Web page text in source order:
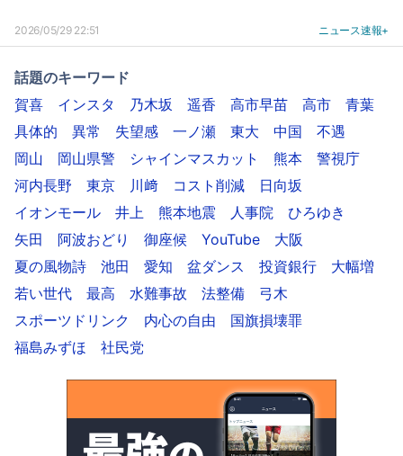
2026/05/29 22:51 ニュース速報+
話題のキーワード
賀喜
インスタ 乃木坂 遥香 高市早苗 高市
青葉
具体的
異常 失望感 一ノ瀬 東大 中国
不遇
岡山
岡山県警 シャインマスカット 熊本
警視庁
河内長野
東京 川﨑 コスト削減
日向坂
イオンモール
井上 熊本地震 人事院
ひろゆき
矢田
阿波おどり 御座候 YouTube
大阪
夏の風物詩
池田 愛知 盆ダンス 投資銀行
大幅増
若い世代
最高 水難事故 法整備
弓木
スポーツドリンク
内心の自由
国旗損壊罪
福島みずほ
社民党